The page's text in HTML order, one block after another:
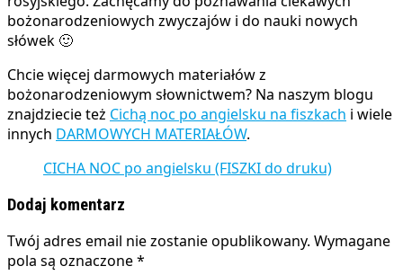
bożonarodzeniowych zwyczajów i do nauki nowych
słówek 🙂
Chcie więcej darmowych materiałów z
bożonarodzeniowym słownictwem? Na naszym blogu
znajdziecie też Cichą noc po angielsku na fiszkach i wiele
innych DARMOWYCH MATERIAŁÓW.
CICHA NOC po angielsku (FISZKI do druku)
Dodaj komentarz
Twój adres email nie zostanie opublikowany. Wymagane
pola są oznaczone*